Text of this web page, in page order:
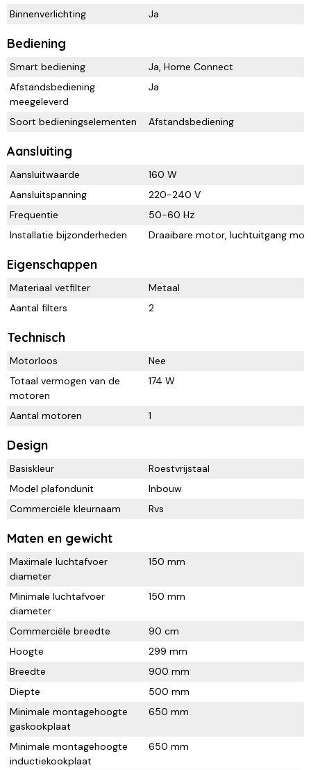
Binnenverlichting Ja
Bediening
Smart bediening
Ja, Home Connect
Afstandsbediening
meegeleverd
Ja
Soort bedieningselementen Afstandsbediening
Aansluiting
Aansluitwaarde
160 W
Aansluitspanning
220-240 V
Frequentie
50-60 Hz
Installatie bijzonderheden
Draaibare motor, luchtuitgang
Eigenschappen
Materiaal vetfilter
Metaal
Aantal filters
2
Technisch
Motorloos
Nee
Totaal vermogen van de
motoren
174 W
Aantal motoren 1
Design
Basiskleur
Roestvrijstaal
Model plafondunit
Inbouw
Commerciële kleurnaam
Rvs
Maten en gewicht
Maximale luchtafvoer
diameter
150 mm
Minimale luchtafvoer
diameter
150 mm
Commerciële breedte
90 cm
Hoogte
299 mm
Breedte
900 mm
Diepte
500 mm
Minimale montagehoogte
gaskookplaat
650 mm
Minimale montagehoogte
inductiekookplaat
650 mm